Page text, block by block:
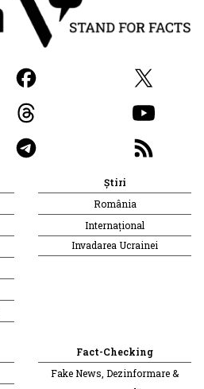
Știri
România
Internațional
Invadarea Ucrainei
Fact-Checking
Fake News, Dezinformare &